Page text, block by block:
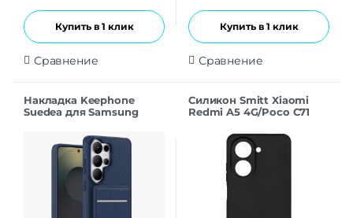
Купить в 1 клик
Сравнение
Купить в 1 клик
Сравнение
Накладка Keephone
Suedea для Samsung
Силикон Smitt Xiaomi
Redmi A5 4G/Poco C71